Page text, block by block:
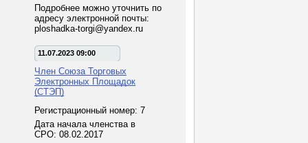
Подробнее можно уточнить по
адресу электронной почты:
ploshadka-torgi@yandex.ru
11.07.2023 09:00
Член Союза Торговых
Электронных Площадок
(СТЭП)
Регистрационный номер: 7
Дата начала членства в
СРО: 08.02.2017